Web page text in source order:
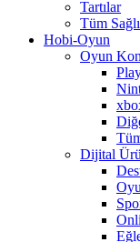
Tartılar
Tüm
Hobi-Oyun
Oyun
Dijital